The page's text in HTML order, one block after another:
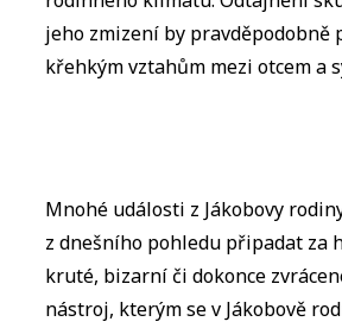
jeho zmizení by
křehkým vztahům mezi otcem a
Mnohé události z Jákobovy
z dnešního pohledu připadat za
kruté, bizarní či dokonce
nástroj, kterým se v Jákobově